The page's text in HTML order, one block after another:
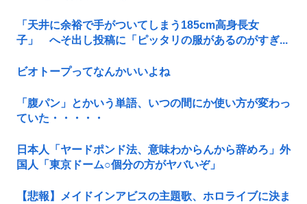
「天井に余裕で手がついてしまう185cm高身長女
子」 へそ出し投稿に「ピッタリの服があるのがすぎ...
ビオトープってなんかいいよね
「腹パン」とかいう単語、いつの間にか使い方が変わっ
ていた・・・・・
日本人「ヤードポンド法、意味わからんから辞めろ」外
国人「東京ドーム○個分の方がヤバいぞ」
【悲報】メイドインアビスの主題歌、ホロライブに決ま